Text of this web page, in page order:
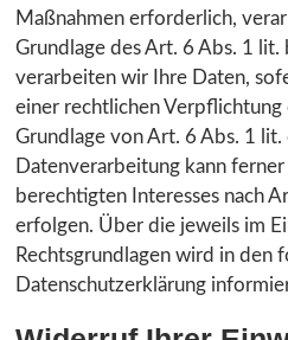
Maßnahmen erforderlich,
Grundlage des Art. 6 Abs. 1
verarbeiten wir Ihre Daten,
einer rechtlichen
Grundlage von Art. 6 Abs. 1 lit.
Datenverarbeitung kann
berechtigten Interesses nach
erfolgen. Über die jeweils im
Rechtsgrundlagen wird in den
Datenschutzerklärung